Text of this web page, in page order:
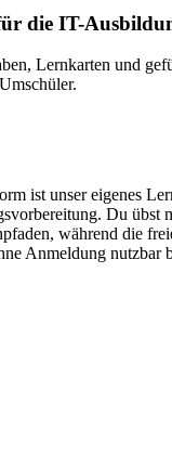
die IT-
Lernkarten und
ist unser eigenes
Du übst
während die
Anmeldung nutzbar